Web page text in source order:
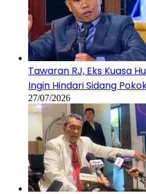
Tawaran RJ, Eks Kuasa
Ingin Hindari Sidang
27/07/2026